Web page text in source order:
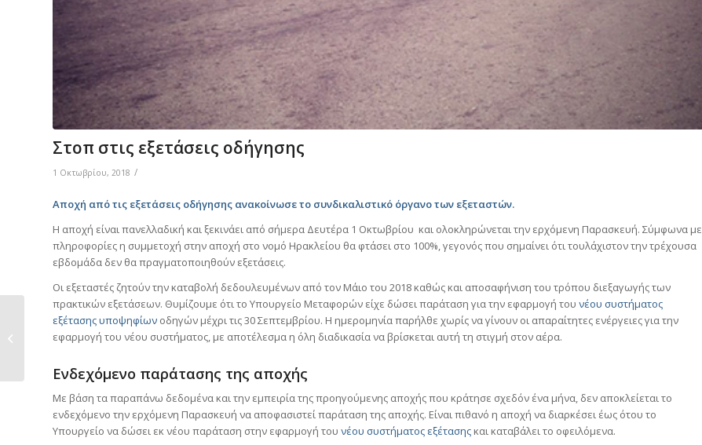
Στοπ στις εξετάσεις οδήγησης
1 Οκτωβρίου, 2018 /
Αποχή από τις εξετάσεις οδήγησης ανακοίνωσε το συνδικαλιστικό όργανο των εξεταστών.
Η αποχή είναι πανελλαδική και ξεκινάει από σήμερα Δευτέρα 1 Οκτωβρίου και ολοκληρώνεται την ερχόμενη Παρασκευή. Σύμφωνα με
πληροφορίες η συμμετοχή στην αποχή στο νομό Ηρακλείου θα φτάσει στο 100%, γεγονός που σημαίνει ότι τουλάχιστον την τρέχουσα
εβδομάδα δεν θα πραγματοποιηθούν εξετάσεις.
Οι εξεταστές ζητούν την καταβολή δεδουλευμένων από τον Μάιο του 2018 καθώς και αποσαφήνιση του τρόπου διεξαγωγής των
πρακτικών εξετάσεων. Θυμίζουμε ότι το Υπουργείο Μεταφορών είχε δώσει παράταση για την εφαρμογή του νέου συστήματος
εξέτασης υποψηφίων οδηγών μέχρι τις 30 Σεπτεμβρίου. Η ημερομηνία παρήλθε χωρίς να γίνουν οι απαραίτητες ενέργειες για την
εφαρμογή του νέου συστήματος, με αποτέλεσμα η όλη διαδικασία να βρίσκεται αυτή τη στιγμή στον αέρα.
Ενδεχόμενο παράτασης της αποχής
Με βάση τα παραπάνω δεδομένα και την εμπειρία της προηγούμενης αποχής που κράτησε σχεδόν ένα μήνα, δεν αποκλείεται το
ενδεχόμενο την ερχόμενη Παρασκευή να αποφασιστεί παράταση της αποχής. Είναι πιθανό η αποχή να διαρκέσει έως ότου το
Υπουργείο να δώσει εκ νέου παράταση στην εφαρμογή του νέου συστήματος εξέτασης και καταβάλει το οφειλόμενα.
Εξετάσεις οδήγησης
για τους